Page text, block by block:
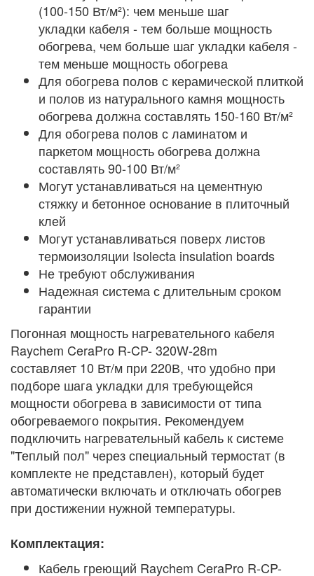
(100-150 Вт/м²): чем меньше шаг
укладки кабеля - тем больше мощность
обогрева, чем больше шаг укладки кабеля -
тем меньше мощность обогрева
Для обогрева полов с керамической плиткой
и полов из натурального камня мощность
обогрева должна составлять 150-160 Вт/м²
Для обогрева полов с ламинатом и
паркетом мощность обогрева должна
составлять 90-100 Вт/м²
Могут устанавливаться на цементную
стяжку и бетонное основание в плиточный
клей
Могут устанавливаться поверх листов
термоизоляции Isolecta insulation boards
Не требуют обслуживания
Надежная система с длительным сроком
гарантии
Погонная мощность нагревательного кабеля
Raychem CeraPro R-CP- 320W-28m
составляет 10 Вт/м при 220В, что удобно при
подборе шага укладки для требующейся
мощности обогрева в зависимости от типа
обогреваемого покрытия. Рекомендуем
подключить нагревательный кабель к системе
"Теплый пол" через специальный термостат (в
комплекте не представлен), который будет
автоматически включать и отключать обогрев
при достижении нужной температуры.
Комплектация:
Кабель греющий Raychem CeraPro R-CP-